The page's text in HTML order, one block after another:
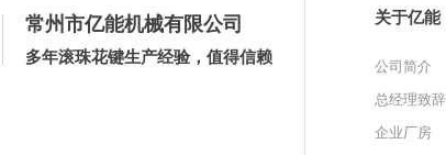
常州市亿能机械有限公司
多年滚珠花键生产经验，值得信赖
关于亿能
公司简介
总经理致辞
企业厂房